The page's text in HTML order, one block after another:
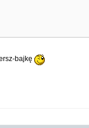
bajkę